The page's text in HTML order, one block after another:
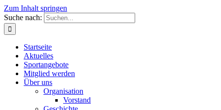
Zum Inhalt springen
Suche nach:
Startseite
Aktuelles
Sportangebote
Mitglied werden
Über uns
Organisation
Vorstand